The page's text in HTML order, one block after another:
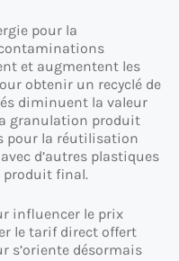
pour la
et augmentent les
obtenir un recyclé de
diminuent la valeur
granulation produit
pour la réutilisation
d’autres plastiques
produit final.
influencer le prix
le tarif direct offert
s’oriente désormais